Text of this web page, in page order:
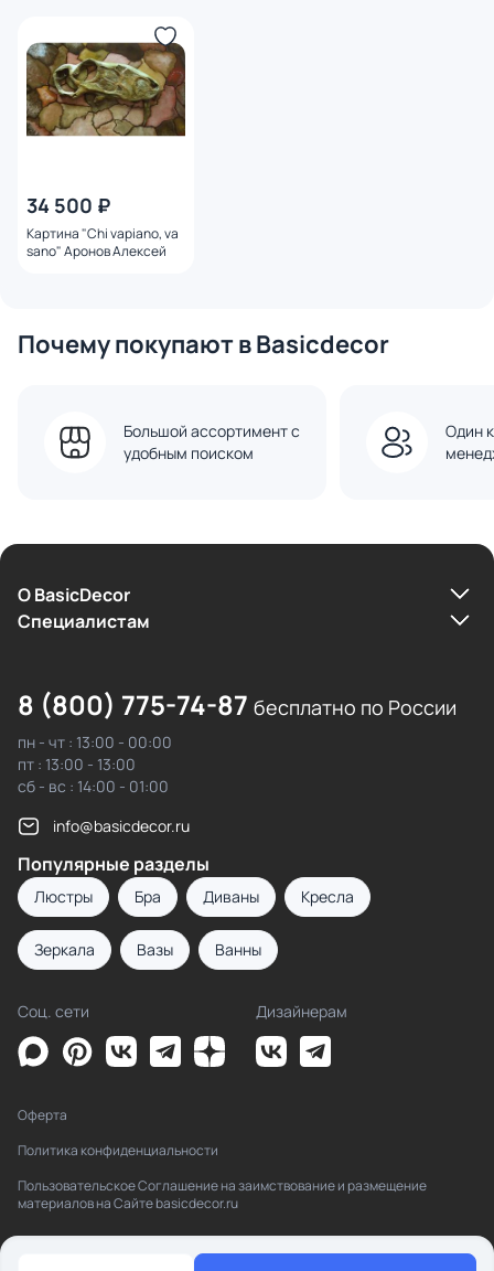
34 500 ₽
Картина "Chi vapiano, va
sano" Аронов Алексей
Почему покупают в Basicdecor
Большой ассортимент с
удобным поиском
Один
О BasicDecor
Cпециалистам
8 (800) 775-74-87 бесплатно по России
пн - чт : 13:00 - 00:00
пт : 13:00 - 13:00
сб - вс : 14:00 - 01:00
info@basicdecor.ru
Популярные разделы
Люстры Бра Диваны Кресла
Зеркала Вазы Ванны
Соц. сети Дизайнерам
Оферта
Политика конфиденциальности
Пользовательское Соглашение на заимствование и размещение
материалов на Сайте basicdecor.ru